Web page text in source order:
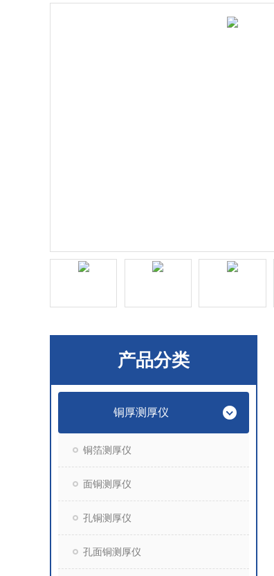
产品分类
铜厚测厚仪
铜箔测厚仪
面铜测厚仪
孔铜测厚仪
孔面铜测厚仪